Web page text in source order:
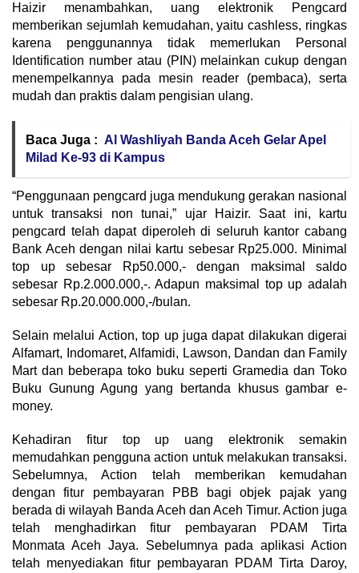
Haizir menambahkan, uang elektronik Pengcard
memberikan sejumlah kemudahan, yaitu cashless, ringkas
karena penggunannya tidak memerlukan Personal
Identification number atau (PIN) melainkan cukup dengan
menempelkannya pada mesin reader (pembaca), serta
mudah dan praktis dalam pengisian ulang.
Baca Juga : Al Washliyah Banda Aceh Gelar Apel
Milad Ke-93 di Kampus
“Penggunaan pengcard juga mendukung gerakan nasional
untuk transaksi non tunai,” ujar Haizir. Saat ini, kartu
pengcard telah dapat diperoleh di seluruh kantor cabang
Bank Aceh dengan nilai kartu sebesar Rp25.000. Minimal
top up sebesar Rp50.000,- dengan maksimal saldo
sebesar Rp.2.000.000,-. Adapun maksimal top up adalah
sebesar Rp.20.000.000,-/bulan.
Selain melalui Action, top up juga dapat dilakukan digerai
Alfamart, Indomaret, Alfamidi, Lawson, Dandan dan Family
Mart dan beberapa toko buku seperti Gramedia dan Toko
Buku Gunung Agung yang bertanda khusus gambar e-
money.
Kehadiran fitur top up uang elektronik semakin
memudahkan pengguna action untuk melakukan transaksi.
Sebelumnya, Action telah memberikan kemudahan
dengan fitur pembayaran PBB bagi objek pajak yang
berada di wilayah Banda Aceh dan Aceh Timur. Action juga
telah menghadirkan fitur pembayaran PDAM Tirta
Monmata Aceh Jaya. Sebelumnya pada aplikasi Action
telah menyediakan fitur pembayaran PDAM Tirta Daroy,